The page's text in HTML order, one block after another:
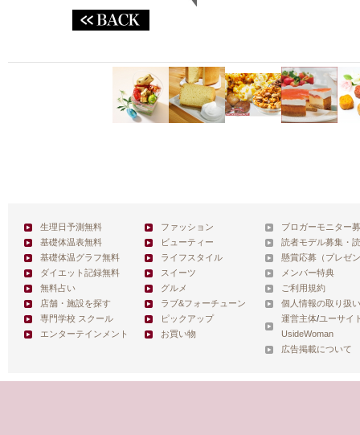
生理日予測無料
基礎体温表無料
基礎体温グラフ無料
ダイエット記録無料
無料占い
店舗・施設を探す
専門学校 スクール
エンターテインメント
ファッション
ビューティー
ライフスタイル
スイーツ
グルメ
ラブ&フォーチューン
ピックアップ
お買い物
ブロガーモニター
読者モデル募集・
懸賞応募（プレゼ
メンバー特典
ご利用規約
個人情報の取り扱
運営主体/ユーサイ
UsideWoman
広告掲載について